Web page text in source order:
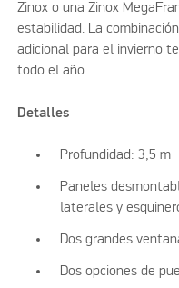
Zinox o una Zinox
estabilidad. La
adicional para el invierno
todo el año.
Detalles
Profundidad: 3,5 m
Paneles
laterales y
Dos grandes
Dos opciones de